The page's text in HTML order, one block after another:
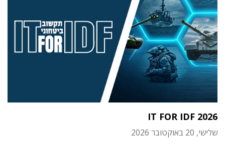
IT FOR IDF 2026
שלישי, 20 באוקטובר 2026